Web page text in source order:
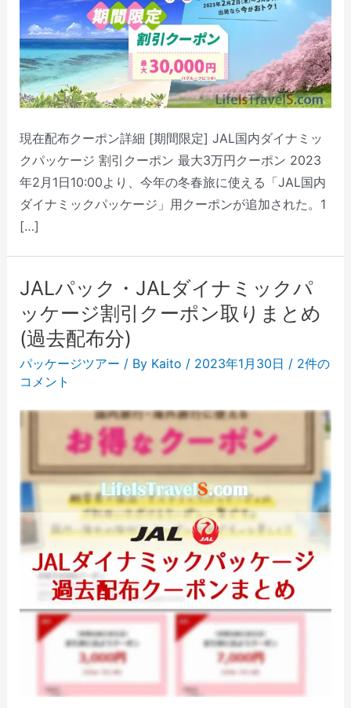
現在配布クーポン詳細 [期間限定] JAL国内ダイナミッ
クパッケージ 割引クーポン 最大3万円クーポン 2023
年2月1日10:00より、今年の冬春旅に使える「JAL国内
ダイナミックパッケージ」用クーポンが追加された。1
[…]
JALパック・JALダイナミックパ
ッケージ割引クーポン取りまとめ
(過去配布分)
パッケージツアー / By Kaito / 2023年1月30日 / 2件の
コメント